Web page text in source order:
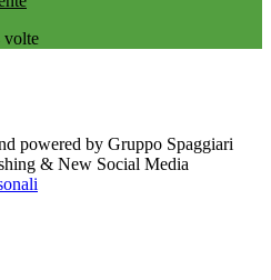
volte
powered by Gruppo Spaggiari
& New Social Media